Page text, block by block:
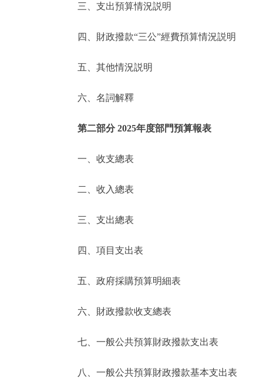
便民服務
仲介服務
政民互動
12345網上接訴即辦
參與調查
走進北京
北京概況
綠色北京
ENGLISH
三、支出預算情況説明
四、財政撥款“三公”經費預算情況説明
五、其他情況説明
六、名詞解釋
第二部分 2025年度部門預算報表
一、收支總表
二、收入總表
三、支出總表
四、項目支出表
五、政府採購預算明細表
六、財政撥款收支總表
七、一般公共預算財政撥款支出表
八、一般公共預算財政撥款基本支出表